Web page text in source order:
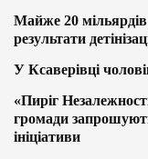
Майже 20
результати
У Ксаверівці
«Пиріг
громади
ініціативи